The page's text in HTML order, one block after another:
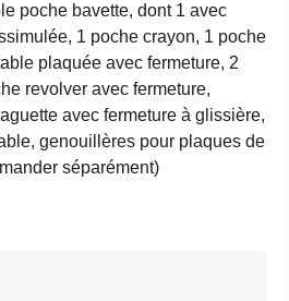
poche bavette, dont 1 avec
1 poche crayon, 1 poche
plaquée avec fermeture, 2
revolver avec fermeture,
avec fermeture à glissière,
genouillères pour plaques de
séparément)